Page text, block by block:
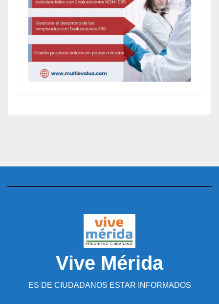
Vive Mérida
ES DE CIUDADANOS ESTAR INFORMADOS